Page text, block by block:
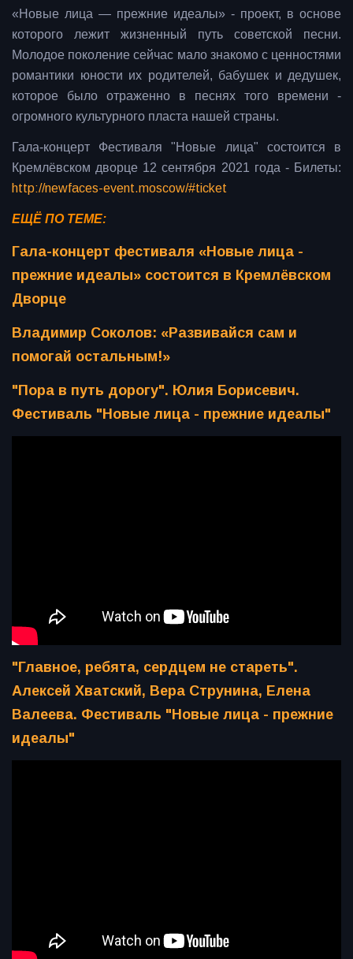
«Новые лица — прежние идеалы» - проект, в основе
которого лежит жизненный путь советской песни.
Молодое поколение сейчас мало знакомо с ценностями
романтики юности их родителей, бабушек и дедушек,
которое было отраженно в песнях того времени -
огромного культурного пласта нашей страны.
Гала-концерт Фестиваля "Новые лица" состоится в
Кремлёвском дворце 12 сентября 2021 года - Билеты:
http://newfaces-event.moscow/#ticket
ЕЩЁ ПО ТЕМЕ:
Гала-концерт фестиваля «Новые лица -
прежние идеалы» состоится в Кремлёвском
Дворце
Владимир Соколов: «Развивайся сам и
помогай остальным!»
"Пора в путь дорогу". Юлия Борисевич.
Фестиваль "Новые лица - прежние идеалы"
"Главное, ребята, сердцем не стареть".
Алексей Хватский, Вера Струнина, Елена
Валеева. Фестиваль "Новые лица - прежние
идеалы"